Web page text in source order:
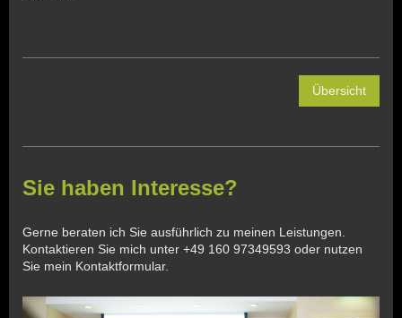
Übersicht
Sie haben Interesse?
Gerne beraten ich Sie ausführlich zu meinen Leistungen.
Kontaktieren Sie mich unter +49 160 97349593 oder nutzen
Sie mein Kontaktformular.